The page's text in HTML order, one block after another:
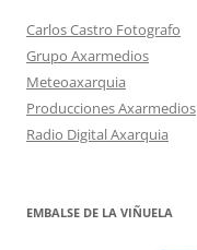
Carlos Castro Fotografo
Grupo Axarmedios
Meteoaxarquia
Producciones Axarmedios
Radio Digital Axarquia
EMBALSE DE LA VIÑUELA